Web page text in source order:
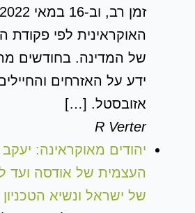
האוקראינית לפי פקודת
של המדינה. בחודשים
ידע על האזרחים
אזובסטל. […]
R Verter
יהודים מאוקראינה:
העצמית של אודסה ועד
של ישראל ונשיא הטכניון